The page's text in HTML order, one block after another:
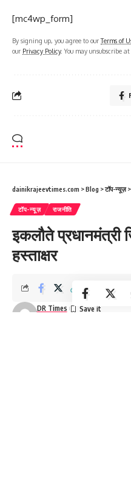
[mc4wp_form]
By signing up, you agree to ourTerms of
our Privacy Policy. You may unsubscribe
dainikrajeevtimes.com >Blog >टॉप-न्यूज़>
टॉप-न्यूज़ राजनीति
इकलौते प्रधानमंत्री
हस्ताक्षर
DR Times